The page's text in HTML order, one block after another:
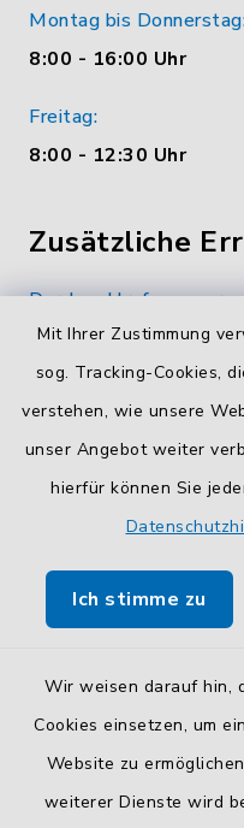
Mit Ihrer Zustimmung
sog. Tracking-Cookies,
verstehen, wie unsere
unser Angebot weiter
hierfür können Sie
Ich stimme zu
Wir weisen darauf hin,
Cookies einsetzen, um
Website zu
weiterer Dienste wird
Montag bis
8:00 - 16:00 Uhr
Freitag:
8:00 - 12:30 Uhr
Zusätzliche
Durchwahlrufnummern
Die
und Mitarbeiter finden
Kontaktformular
Sicheres
So finden Sie uns.